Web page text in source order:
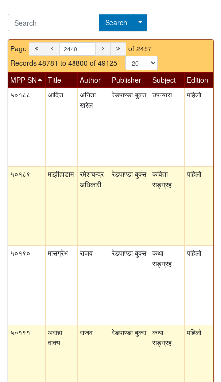
Search
Page
of 2457
Records 48781 to 48800 of 49125
MPP SN
Title Author Publisher Subject Edition
५०१८८
आदिरा
अनिता
खरेल
रेडपाण्डा बुक्स उपन्यास पहिलो
५०१८९ माझीहाडाम
रमेशचन्द्र
अधिकारी
रेडपाण्डा बुक्स
कविता
सङ्ग्रह
पहिलो
५०१९० मासग्रेभ राजव रेडपाण्डा बुक्स
कथा
सङ्ग्रह
पहिलो
५०१९१
असह्य
वाक्य
राजव रेडपाण्डा बुक्स
कथा
सङ्ग्रह
पहिलो